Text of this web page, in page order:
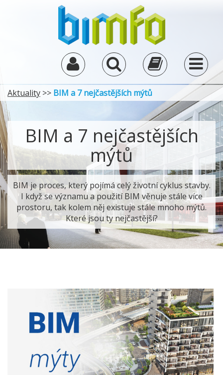
Aktuality >> BIM a 7 nejčastějších mýtů
BIM a 7 nejčastějších
mýtů
BIM je proces, který pojímá celý životní cyklus stavby.
I když se významu a použití BIM věnuje stále více
prostoru, tak kolem něj existuje stále mnoho mýtů.
Které jsou ty nejčastější?